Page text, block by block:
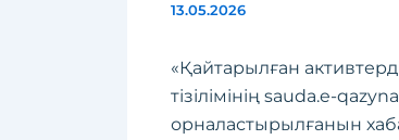
13.05.2026
«Қайтарылған
тізілімінің sauda.e-
орналастырылғанын